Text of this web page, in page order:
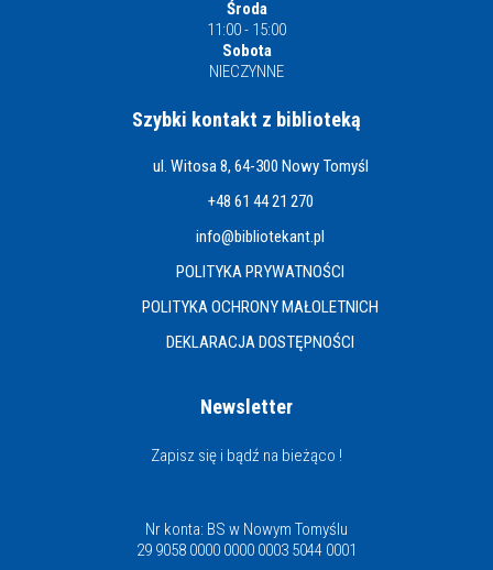
Środa
11:00 - 15:00
Sobota
NIECZYNNE
Szybki kontakt z biblioteką
ul. Witosa 8, 64-300 Nowy Tomyśl
+48 61 44 21 270
info@bibliotekant.pl
POLITYKA PRYWATNOŚCI
POLITYKA OCHRONY MAŁOLETNICH
DEKLARACJA DOSTĘPNOŚCI
Newsletter
Zapisz się i bądź na bieżąco !
Nr konta: BS w Nowym Tomyślu
29 9058 0000 0000 0003 5044 0001